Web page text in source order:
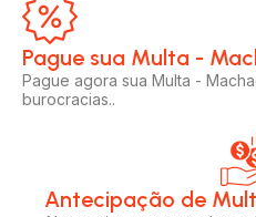
Pague sua Multa -
Pague agora sua Multa -
burocracias..
Antecipação de